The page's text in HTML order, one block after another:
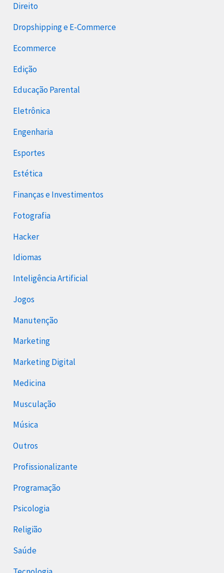
Direito
Dropshipping e E-Commerce
Ecommerce
Edição
Educação Parental
Eletrônica
Engenharia
Esportes
Estética
Finanças e Investimentos
Fotografia
Hacker
Idiomas
Inteligência Artificial
Jogos
Manutenção
Marketing
Marketing Digital
Medicina
Musculação
Música
Outros
Profissionalizante
Programação
Psicologia
Religião
Saúde